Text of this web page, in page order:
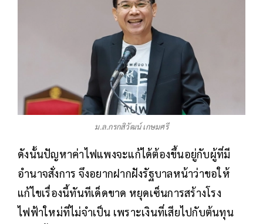
ม.ล.กรกสิวัฒน์ เกษมศรี
ดังนั้นปัญหาค่าไฟแพงจะแก้ได้ต้องขึ้นอยู่กับผู้ที่มี
อำนาจสั่งการ จึงอยากฝากฝังรัฐบาลหน้าว่าขอให้
แก้ไขเรื่องนี้ทันทีเด็ดขาด หยุดเซ็นการสร้างโรง
ไฟฟ้าใหม่ที่ไม่จำเป็น เพราะเงินที่เสียไปกับต้นทุน